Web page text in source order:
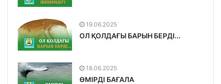
19.06.2025
ОЛ ҚОЛДАҒЫ БАРЫН БЕРДІ...
18.06.2025
ӨМІРДІ БАҒАЛА